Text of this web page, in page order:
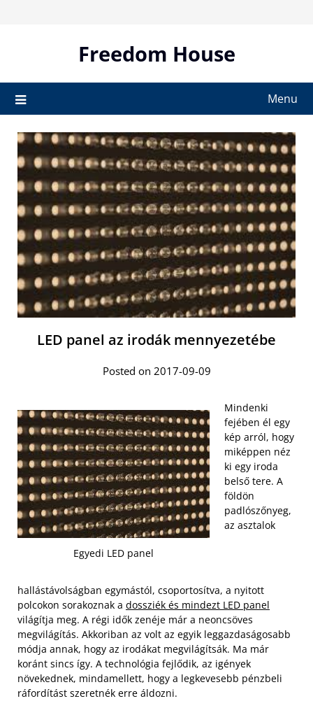
Freedom House
Menu
LED panel az irodák mennyezetébe
Posted on 2017-09-09
Egyedi LED panel
Mindenki
fejében él egy
kép arról, hogy
miképpen néz
ki egy iroda
belső tere. A
földön
padlószőnyeg,
az asztalok
hallástávolságban egymástól, csoportosítva, a nyitott
polcokon sorakoznak a dossziék és mindezt LED panel
világítja meg. A régi idők zenéje már a neoncsöves
megvilágítás. Akkoriban az volt az egyik leggazdaságosabb
módja annak, hogy az irodákat megvilágítsák. Ma már
koránt sincs így. A technológia fejlődik, az igények
növekednek, mindamellett, hogy a legkevesebb pénzbeli
ráfordítást szeretnék erre áldozni.